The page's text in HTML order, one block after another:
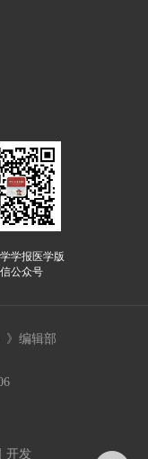
学报医学版
公众号
》编辑部
开发